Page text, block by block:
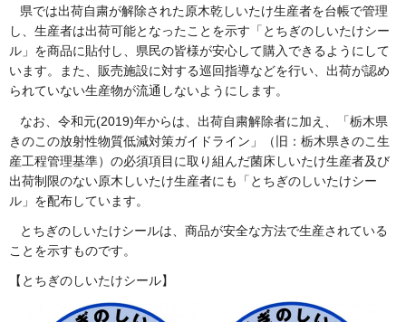
県では出荷自粛が解除された原木乾しいたけ生産者を台帳で管理
し、生産者は出荷可能となったことを示す「とちぎのしいたけシー
ル」を商品に貼付し、県民の皆様が安心して購入できるようにして
います。また、販売施設に対する巡回指導などを行い、出荷が認め
られていない生産物が流通しないようにします。
なお、令和元(2019)年からは、出荷自粛解除者に加え、「栃木県
きのこの放射性物質低減対策ガイドライン」（旧：栃木県きのこ生
産工程管理基準）の必須項目に取り組んだ菌床しいたけ生産者及び
出荷制限のない原木しいたけ生産者にも「とちぎのしいたけシー
ル」を配布しています。
とちぎのしいたけシールは、商品が安全な方法で生産されている
ことを示すものです。
【とちぎのしいたけシール】